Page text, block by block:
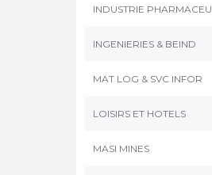
INDUSTRIE PHARMACEU
INGENIERIES & BEIND
MAT LOG & SVC INFOR
LOISIRS ET HOTELS
MASI MINES